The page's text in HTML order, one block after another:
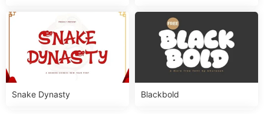
Snake Dynasty Blackbold